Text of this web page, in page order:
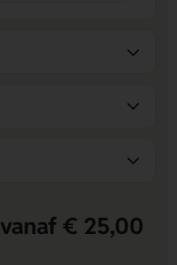
vanaf € 25,00